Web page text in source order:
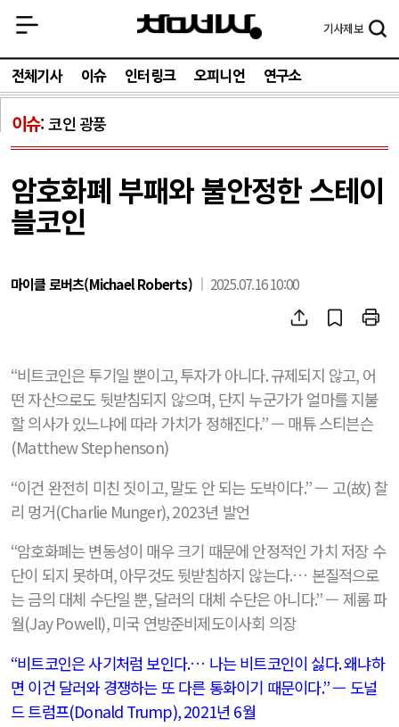
기사제보
전체기사 이슈 인터링크 오피니언 연구소
이슈 코인 광풍
암호화폐 부패와 불안정한 스테이
블코인
마이클 로버츠(Michael Roberts) 2025.07.16 10:00
“비트코인은 투기일 뿐이고,투자가 아니다.규제되지 않고, 어
떤 자산으로도 뒷받침되지 않으며, 단지 누군가가 얼마를 지불
할 의사가 있느냐에 따라 가치가 정해진다.”— 매튜 스티븐슨
(Matthew Stephenson)
“이건 완전히 미친 짓이고,말도 안 되는 도박이다.”— 고(故) 찰
리 멍거(Charlie Munger), 2023년 발언
“암호화폐는 변동성이 매우 크기 때문에 안정적인 가치 저장 수
단이 되지 못하며,아무것도 뒷받침하지 않는다.… 본질적으로
는 금의 대체 수단일 뿐,달러의 대체 수단은 아니다.”— 제롬 파
월(Jay Powell),미국 연방준비제도이사회 의장
“비트코인은 사기처럼 보인다.… 나는 비트코인이 싫다.왜냐하
면 이건 달러와 경쟁하는 또 다른 통화이기 때문이다.”— 도널
드 트럼프(Donald Trump), 2021년 6월